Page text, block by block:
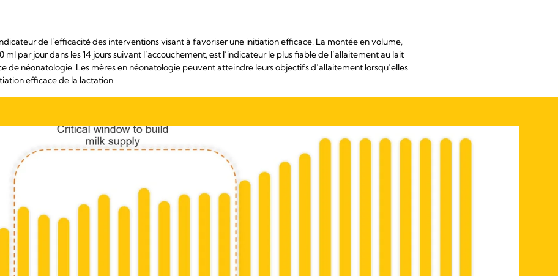
de l’efficacité des interventions visant à favoriser une initiation efficace. La montée en volume,
par jour dans les 14 jours suivant l’accouchement, est l’indicateur le plus fiable de l’allaitement au lait
de néonatologie. Les mères en néonatologie peuvent atteindre leurs objectifs d’allaitement lorsqu’elles
efficace de la lactation.